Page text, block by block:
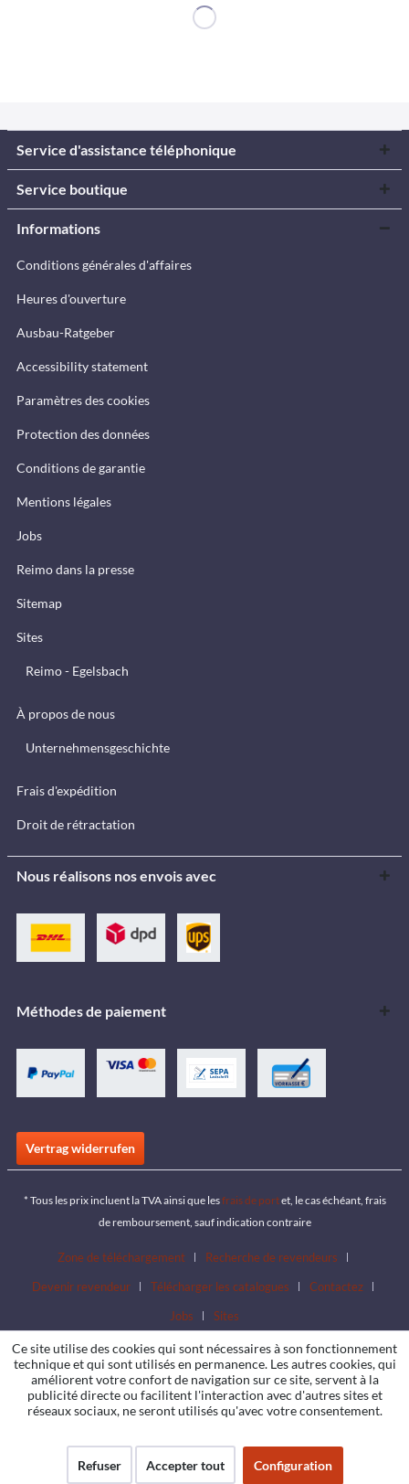
Service d'assistance téléphonique
Service boutique
Informations
Conditions générales d'affaires
Heures d'ouverture
Ausbau-Ratgeber
Accessibility statement
Paramètres des cookies
Protection des données
Conditions de garantie
Mentions légales
Jobs
Reimo dans la presse
Sitemap
Sites
Reimo - Egelsbach
À propos de nous
Unternehmensgeschichte
Frais d'expédition
Droit de rétractation
Nous réalisons nos envois avec
Méthodes de paiement
Vertrag widerrufen
* Tous les prix incluent la TVA ainsi que lesfrais de portet, le cas échéant, frais
de remboursement, sauf indication contraire
Zone de téléchargement
Recherche de revendeurs
Devenir revendeur
Télécharger les catalogues
Contactez
Jobs
Sites
Ce site utilise des cookies qui sont nécessaires à son fonctionnement
technique et qui sont utilisés en permanence. Les autres cookies, qui
améliorent votre confort de navigation sur ce site, servent à la
publicité directe ou facilitent l'interaction avec d'autres sites et
réseaux sociaux, ne seront utilisés qu'avec votre consentement.
Refuser Accepter tout Configuration